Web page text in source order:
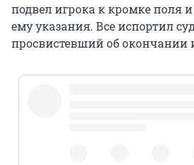
подвел игрока к кромке поля
ему указания. Все испортил
просвистевший об окончании